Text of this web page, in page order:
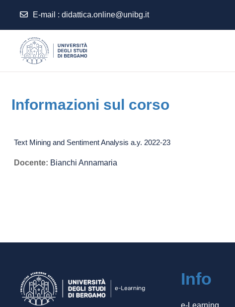
E-mail : didattica.online@unibg.it
Informazioni sul corso
Text Mining and Sentiment Analysis a.y. 2022-23
Docente: Bianchi Annamaria
Info
e-Learning